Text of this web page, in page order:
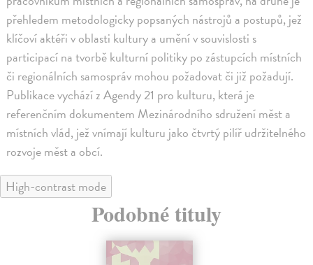
přehledem metodologicky popsaných nástrojů a postupů, jež
klíčoví aktéři v oblasti kultury a umění v souvislosti s
participací na tvorbě kulturní politiky po zástupcích místních
či regionálních samospráv mohou požadovat či již požadují.
Publikace vychází z Agendy 21 pro kulturu, která je
referenčním dokumentem Mezinárodního sdružení měst a
místních vlád, jež vnímají kulturu jako čtvrtý pilíř udržitelného
rozvoje měst a obcí.
High-contrast mode
Podobné tituly